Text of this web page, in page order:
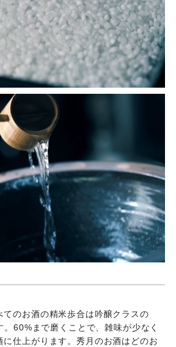
てのお酒の精米歩合は吟醸クラスの
60%まで磨くことで、雑味が少なく
仕上がります。秀月のお酒はどのお